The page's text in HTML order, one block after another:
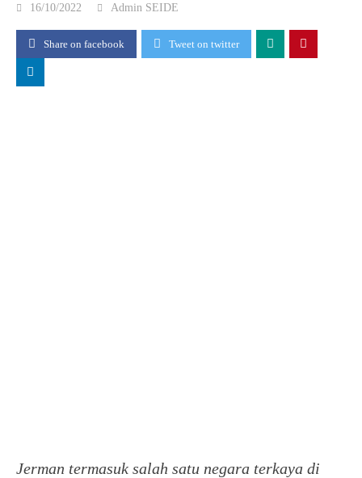
16/10/2022 Admin SEIDE
Share on facebook Tweet on twitter
Jerman termasuk salah satu negara terkaya di